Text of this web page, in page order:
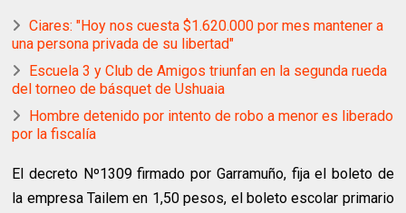
Ciares: "Hoy nos cuesta $1.620.000 por mes mantener a
una persona privada de su libertad"
Escuela 3 y Club de Amigos triunfan en la segunda rueda
del torneo de básquet de Ushuaia
Hombre detenido por intento de robo a menor es liberado
por la fiscalía
El decreto Nº1309 firmado por Garramuño, fija el boleto de
la empresa Tailem en 1,50 pesos, el boleto escolar primario